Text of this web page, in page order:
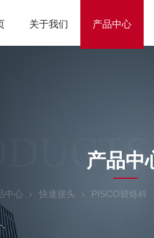
关于我们 产品中心
产品中
中心 快速接头 PISCO碧烁科